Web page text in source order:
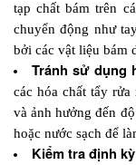
tạp chất bám trên
chuyển động như
bởi các vật liệu bám
Tránh sử dụng
các hóa chất tẩy
và ảnh hưởng đến
hoặc nước sạch để
Kiểm tra định